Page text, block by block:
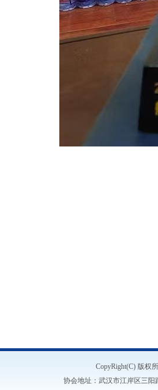
CopyRight(C) 版权
协会地址：武汉市江岸区三阳